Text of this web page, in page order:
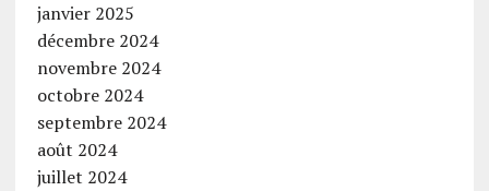
janvier 2025
décembre 2024
novembre 2024
octobre 2024
septembre 2024
août 2024
juillet 2024